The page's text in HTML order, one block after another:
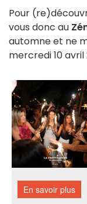
Pour
vous donc au
automne et ne
mercredi 10 avril